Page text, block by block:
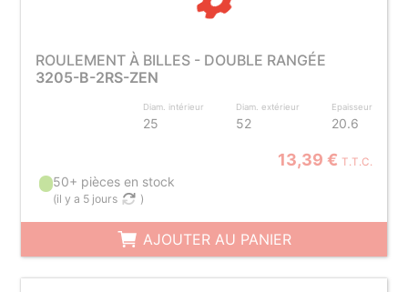
ROULEMENT À BILLES - DOUBLE RANGÉE
3205-B-2RS-ZEN
Diam. intérieur
25
Diam. extérieur
52
Epaisseur
20.6
13,39 € T.T.C.
50+ pièces en stock
(il y a 5 jours )
AJOUTER AU PANIER